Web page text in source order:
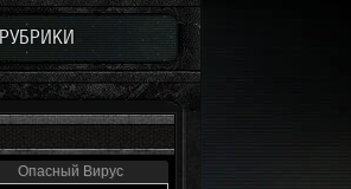
РУБРИКИ
Опасный Вирус